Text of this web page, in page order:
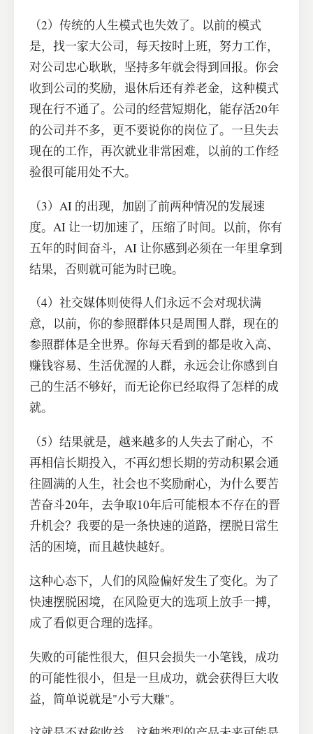
（2）传统的人生模式也失效了。以前的模式
是，找一家大公司，每天按时上班，努力工作，
对公司忠心耿耿，坚持多年就会得到回报。你会
收到公司的奖励，退休后还有养老金，这种模式
现在行不通了。公司的经营短期化，能存活20年
的公司并不多，更不要说你的岗位了。一旦失去
现在的工作，再次就业非常困难，以前的工作经
验很可能用处不大。
（3）AI 的出现，加剧了前两种情况的发展速
度。AI 让一切加速了，压缩了时间。以前，你有
五年的时间奋斗，AI 让你感到必须在一年里拿到
结果，否则就可能为时已晚。
（4）社交媒体则使得人们永远不会对现状满
意，以前，你的参照群体只是周围人群，现在的
参照群体是全世界。你每天看到的都是收入高、
赚钱容易、生活优渥的人群，永远会让你感到自
己的生活不够好，而无论你已经取得了怎样的成
就。
（5）结果就是，越来越多的人失去了耐心，不
再相信长期投入，不再幻想长期的劳动积累会通
往圆满的人生，社会也不奖励耐心，为什么要苦
苦奋斗20年，去争取10年后可能根本不存在的晋
升机会？我要的是一条快速的道路，摆脱日常生
活的困境，而且越快越好。
这种心态下，人们的风险偏好发生了变化。为了
快速摆脱困境，在风险更大的选项上放手一搏，
成了看似更合理的选择。
失败的可能性很大，但只会损失一小笔钱，成功
的可能性很小，但是一旦成功，就会获得巨大收
益，简单说就是"小亏大赚"。